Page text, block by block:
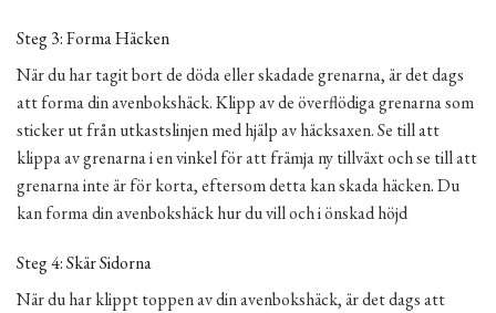
Steg 3: Forma Häcken
När du har tagit bort de döda eller skadade grenarna, är det dags
att forma din avenbokshäck. Klipp av de överflödiga grenarna som
sticker ut från utkastslinjen med hjälp av häcksaxen. Se till att
klippa av grenarna i en vinkel för att främja ny tillväxt och se till att
grenarna inte är för korta, eftersom detta kan skada häcken. Du
kan forma din avenbokshäck hur du vill och i önskad höjd
Steg 4: Skär Sidorna
När du har klippt toppen av din avenbokshäck, är det dags att